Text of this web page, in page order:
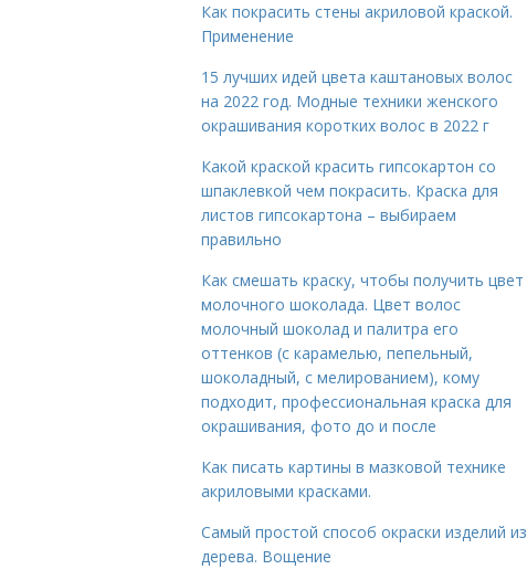
Как покрасить стены акриловой краской.
Применение
15 лучших идей цвета каштановых волос
на 2022 год. Модные техники женского
окрашивания коротких волос в 2022 г
Какой краской красить гипсокартон со
шпаклевкой чем покрасить. Краска для
листов гипсокартона – выбираем
правильно
Как смешать краску, чтобы получить цвет
молочного шоколада. Цвет волос
молочный шоколад и палитра его
оттенков (с карамелью, пепельный,
шоколадный, с мелированием), кому
подходит, профессиональная краска для
окрашивания, фото до и после
Как писать картины в мазковой технике
акриловыми красками.
Самый простой способ окраски изделий из
дерева. Вощение